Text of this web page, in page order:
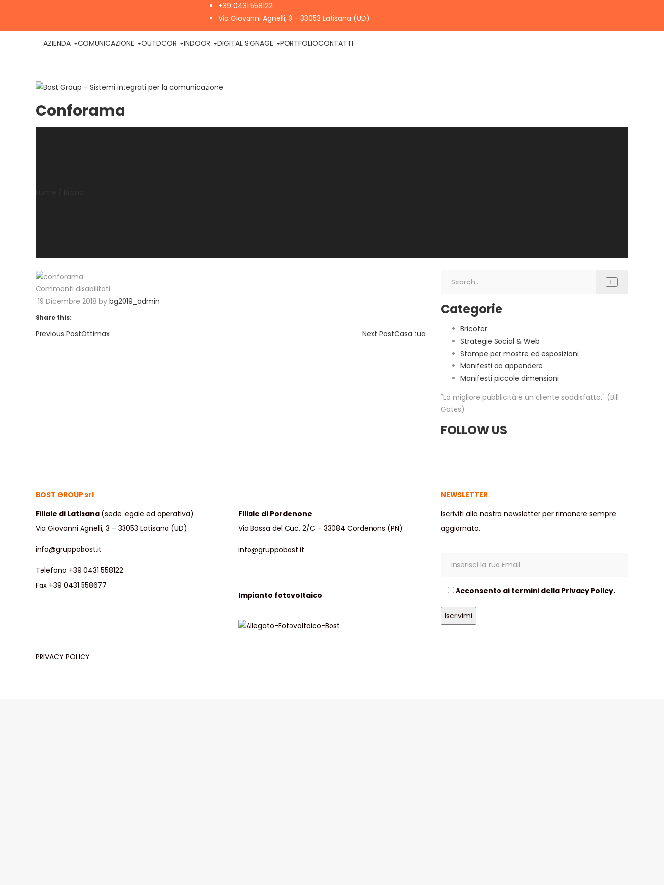
+39 0431 558122
Via Giovanni Agnelli, 3 - 33053 Latisana (UD)
AZIENDA COMUNICAZIONE OUTDOOR INDOOR DIGITAL SIGNAGE PORTFOLIOCONTATTI
Conforama
Categorie
Bricofer
Strategie Social & Web
Stampe per mostre ed esposizioni
Manifesti da appendere
Manifesti piccole dimensioni
"La migliore pubblicità è un cliente soddisfatto." (Bill
Gates)
FOLLOW US
Commenti disabilitati
Conforama
19 Dicembre 2018 by bg2019_admin
Share this:
Previous PostOttimax Next PostCasa tua
BOST GROUP srl
Filiale di Latisana (sede legale ed operativa)
Via Giovanni Agnelli, 3 – 33053 Latisana (UD)
info@gruppobost.it
Telefono +39 0431 558122
Fax +39 0431 558677
Filiale di Pordenone
Via Bassa del Cuc, 2/C – 33084 Cordenons (PN)
info@gruppobost.it
Impianto fotovoltaico
NEWSLETTER
Iscriviti alla nostra newsletter per rimanere sempre
aggiornato.
Acconsento ai termini della Privacy Policy.
PRIVACY POLICY